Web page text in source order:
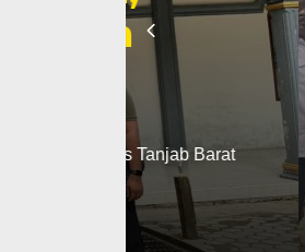
Rabu, 17 Des
ditemukan